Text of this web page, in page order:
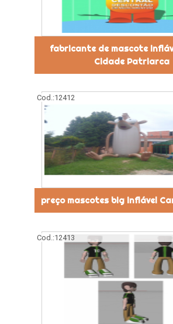
fabricante de mascote
Cidade Patriarca
Cod.:12412
preço mascotes big inflável
Cod.:12413